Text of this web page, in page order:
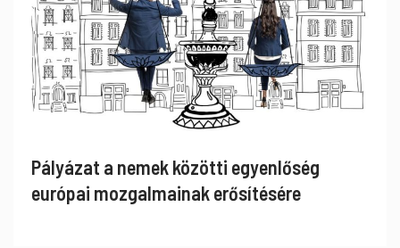
Pályázat a nemek közötti egyenlőség
európai mozgalmainak erősítésére